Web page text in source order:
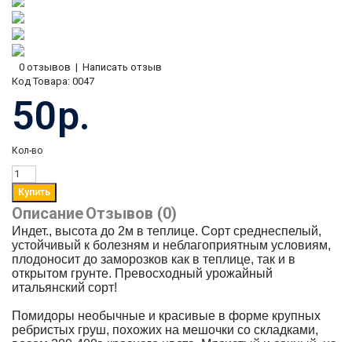
0 отзывов | Написать отзыв
Код Товара: 0047
50р.
Кол-во
ОписаниеОтзывов (0)
Индет., высота до 2м в теплице. Сорт среднеспелый,
устойчивый к болезням и неблагоприятным условиям,
плодоносит до заморозков как в теплице, так и в
открытом грунте. Превосходный урожайный
итальянский сорт!
Помидоры необычные и красивые в форме крупных
ребристых груш, похожих на мешочки со складками,